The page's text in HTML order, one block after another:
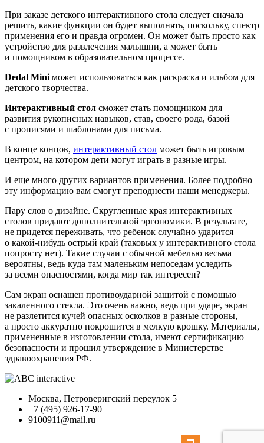
При заказе детского интерактивного стола следует сначала
решить, какие функции он будет выполнять, поскольку, спектр
применения его и правда огромен. Он может быть просто как
устройство для развлечения малышни, а может быть
и помощником в образовательном процессе.
Dedal Mini может использоваться как раскраска и ильбом для
детского творчества.
Интерактивный стол сможет стать помощником для
развития рукописных навыков, став, своего рода, базой
с прописями и шаблонами для письма.
В конце концов, интерактивный стол может быть игровым
центром, на котором дети могут играть в разные игры.
И еще много других вариантов применения. Более подробно
эту информацию вам смогут преподнести наши менеджеры.
Пару слов о дизайне. Скругленные края интерактивных
столов придают дополнительной эргономики. В результате,
не придется переживать, что ребенок случайно ударится
о какой-нибудь острый край (таковых у интерактивного стола
попросту нет). Такие случаи с обычной мебелью весьма
вероятны, ведь куда там маленьким непоседам уследить
за всеми опасностями, когда мир так интересен?
Сам экран оснащен противоударной защитой с помощью
закаленного стекла. Это очень важно, ведь при ударе, экран
не разлетится кучей опасных осколков в разные стороны,
а просто аккуратно покрошится в мелкую крошку. Материалы,
примененные в изготовлении стола, имеют сертификацию
безопасности и прошил утверждение в Министерстве
здравоохранения РФ.
Москва, Петроверигский переулок 5
+7 (495) 926-17-90
9100911@mail.ru